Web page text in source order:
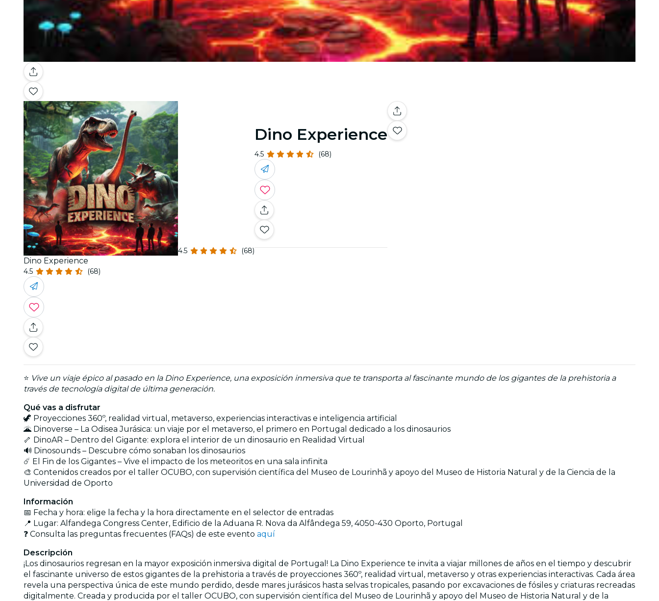
4.5 (68)
Dino Experience
4.5 (68)
Dino Experience
4.5 (68)
⭐ Vive un viaje épico al pasado en la Dino Experience, una exposición inmersiva que te transporta al fascinante mundo de los gigantes de la prehistoria a
través de tecnología digital de última generación.
Qué vas a disfrutar
🦖 Proyecciones 360º, realidad virtual, metaverso, experiencias interactivas e inteligencia artificial
🌋 Dinoverse – La Odisea Jurásica: un viaje por el metaverso, el primero en Portugal dedicado a los dinosaurios
🦴 DinoAR – Dentro del Gigante: explora el interior de un dinosaurio en Realidad Virtual
🔊 Dinosounds – Descubre cómo sonaban los dinosaurios
☄️ El Fin de los Gigantes – Vive el impacto de los meteoritos en una sala infinita
🎨 Contenidos creados por el taller OCUBO, con supervisión científica del Museo de Lourinhã y apoyo del Museo de Historia Natural y de la Ciencia de la
Universidad de Oporto
Información
📅 Fecha y hora: elige la fecha y la hora directamente en el selector de entradas
📍 Lugar: Alfandega Congress Center, Edificio de la Aduana R. Nova da Alfândega 59, 4050-430 Oporto, Portugal
❓ Consulta las preguntas frecuentes (FAQs) de este evento aquí
Descripción
¡Los dinosaurios regresan en la mayor exposición inmersiva digital de Portugal! La Dino Experience te invita a viajar millones de años en el tiempo y descubrir
el fascinante universo de estos gigantes de la prehistoria a través de proyecciones 360º, realidad virtual, metaverso y otras experiencias interactivas. Cada área
revela una perspectiva única de este mundo perdido, desde mares jurásicos hasta selvas tropicales, pasando por excavaciones de fósiles y criaturas recreadas
digitalmente. Creada y producida por el taller OCUBO, con supervisión científica del Museo de Lourinhã y apoyo del Museo de Historia Natural y de la